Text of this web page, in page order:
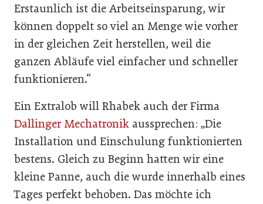
Erstaunlich ist die Arbeitseinsparung, wir
können doppelt so viel an Menge wie vorher
in der gleichen Zeit herstellen, weil die
ganzen Abläufe viel einfacher und schneller
funktionieren.“
Ein Extralob will Rhabek auch der Firma
Dallinger Mechatronik aussprechen: „Die
Installation und Einschulung funktionierten
bestens. Gleich zu Beginn hatten wir eine
kleine Panne, auch die wurde innerhalb eines
Tages perfekt behoben. Das möchte ich